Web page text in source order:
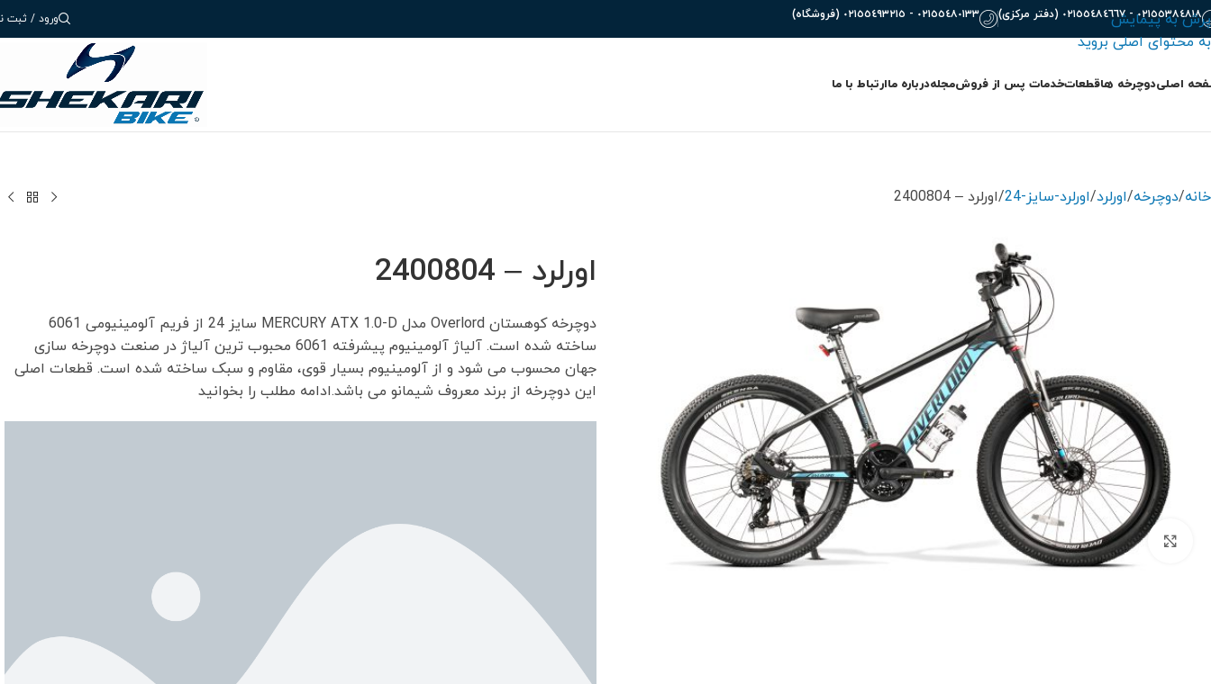
پرش به پیمایش
به محتوای اصلی بروید
٠٢١٥٥٣٨٤٨١٨ - ٠٢١٥٥٤٨٤٦٦٧ (دفتر مرکزی) ٠٢١٥٥٤٨٠١٣٣ - ٠٢١٥٥٤٩٣٢١٥ (فروشگاه) ورود / ثبت
اصلیدوچرخه هاقطعاتخدمات پس از فروشمجلهدرباره ماارتباط با ما
خانه دوچرخه اورلرد اورلرد-سایز-24 اورلرد – 2400804
بزرگنمایی تصویر
اورلرد – 2400804
دوچرخه کوهستان Overlord مدل MERCURY ATX 1.0-D سایز 24 از فریم آلومینیومی 6061
ساخته شده است. آلیاژ آلومینیوم پیشرفته 6061 محبوب ترین آلیاژ در صنعت دوچرخه سازی
جهان محسوب می شود و از آلومینیوم بسیار قوی، مقاوم و سبک ساخته شده است. قطعات اصلی
این دوچرخه از برند معروف شیمانو می باشد.ادامه مطلب را بخوانید